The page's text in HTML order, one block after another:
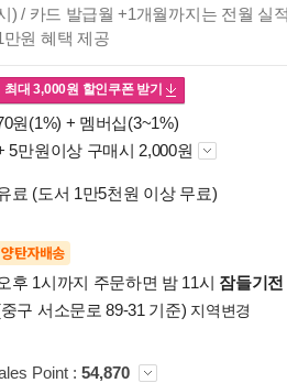
) / 카드 발급월 +1개월까지는 전월 실
만원 혜택 제공
최대3,000원 할인쿠폰 받기
원(1%) + 멤버십(3~1%)
5만원이상 구매시 2,000원
료 (도서 1만5천원 이상 무료)
양탄자배송
후 1시까지 주문하면 밤 11시 잠들기
구 서소문로 89-31 기준) 지역변경
Point : 54,870